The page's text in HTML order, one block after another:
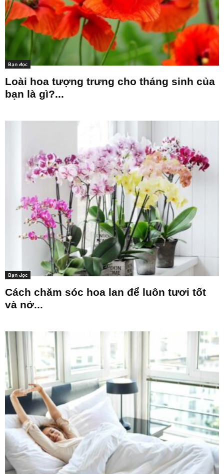
Bạn đọc
Loài hoa tượng trưng cho tháng sinh của
bạn là gì?...
Bạn đọc
Cách chăm sóc hoa lan để luôn tươi tốt
và nở...